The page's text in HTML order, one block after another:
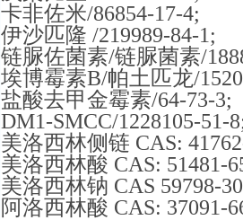
卡非佐米/86854-17-4;
伊沙匹隆 /219989-84-1;
链脲佐菌素/链脲菌素/
埃博霉素B/帕土匹龙/
盐酸去甲金霉素/64-73-3;
DM1-SMCC/1228105-51-
美洛西林侧链 CAS:
美洛西林酸 CAS: 51481-
美洛西林钠 CAS 59798-
阿洛西林酸 CAS: 37091-